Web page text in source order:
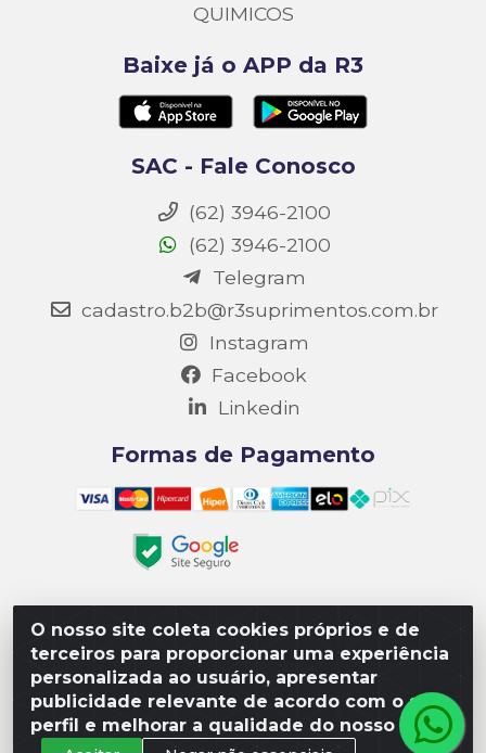
O nosso site coleta cookies próprios e de
terceiros para proporcionar uma experiência
personalizada ao usuário, apresentar
publicidade relevante de acordo com o seu
perfil e melhorar a qualidade do nosso site.
QUIMICOS
Baixe já o APP da R3
SAC - Fale Conosco
(62) 3946-2100
(62) 3946-2100
Telegram
cadastro.b2b@r3suprimentos.com.br
Instagram
Facebook
Linkedin
Formas de Pagamento
Matriz R3 Suprimentos - Rua 14, Polo Empresarial Goiás
– Etapa III, Quadra: 15; Lote 04, Aparecida de
Goiânia/GO, CEP 74985-182. - CNPJ 10.641.901/0001-16